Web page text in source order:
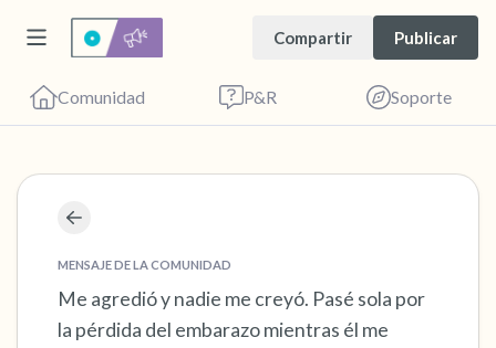
Compartir Publicar
Comunidad P&R Soporte
MENSAJE DE LA COMUNIDAD
Me agredió y nadie me creyó. Pasé sola por
la pérdida del embarazo mientras él me
Encuentra un lugar cómodo para sentarte.
Cierra los ojos suavemente y respira
profundamente un par de veces: inhala por la
nariz (cuenta hasta 3), exhala por la boca